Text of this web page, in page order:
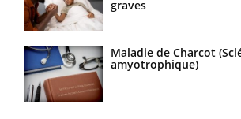
graves
Maladie de Charcot
amyotrophique)